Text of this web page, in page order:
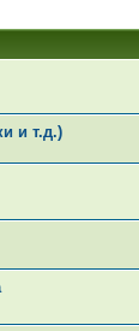
и т.д.)